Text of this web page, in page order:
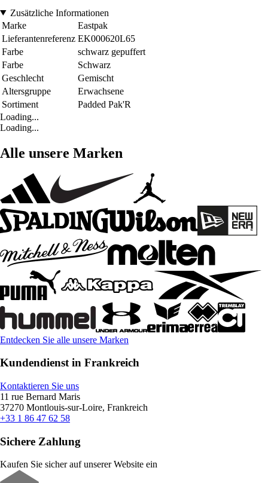
Zusätzliche Informationen
Marke
Eastpak
Lieferantenreferenz EK000620L65
Farbe
schwarz gepuffert
Farbe
Schwarz
Geschlecht
Gemischt
Altersgruppe
Erwachsene
Sortiment
Padded Pak'R
Loading...
Loading...
Alle unsere Marken
Entdecken Sie alle unsere Marken
Kundendienst in Frankreich
Kontaktieren Sie uns
11 rue Bernard Maris
37270 Montlouis-sur-Loire, Frankreich
+33 1 86 47 62 58
Sichere Zahlung
Kaufen Sie sicher auf unserer Website ein